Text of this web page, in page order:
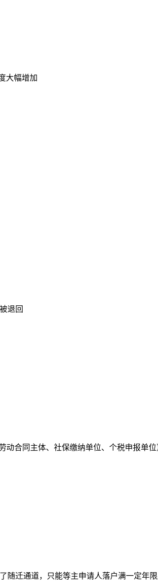
大幅增加
退回
合同主体、社保缴纳单位、个税申报单位
迁通道，只能等主申请人落户满一定年限